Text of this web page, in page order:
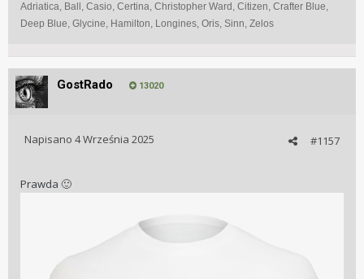
Adriatica, Ball, Casio, Certina, Christopher Ward, Citizen, Crafter Blue,
Deep Blue, Glycine, Hamilton, Longines, Oris, Sinn, Zelos
GostRado 13020
#1157
Napisano 4 Września 2025
Prawda 🙂